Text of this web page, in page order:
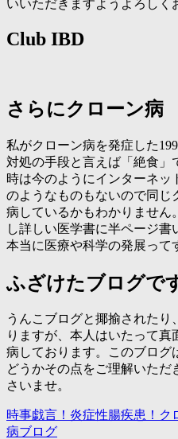
いいただきますようよろしく
Club IBD
さらにクローン病
私がクローン病を発症した
対処の手段と言えば「絶食」
時は今のようにインターネ
のようなものもないので同じ
病しているかもわかりません
し詳しい医学書に半ページ書
本当に医療や科学の発展って
ふざけたブログで
うんこブログと揶揄された
りますが、本人はいたって
病しております。このブログ
どうかその点をご理解いた
さいませ。
時事戯言！炎症性腸疾患！ク
病ブログ